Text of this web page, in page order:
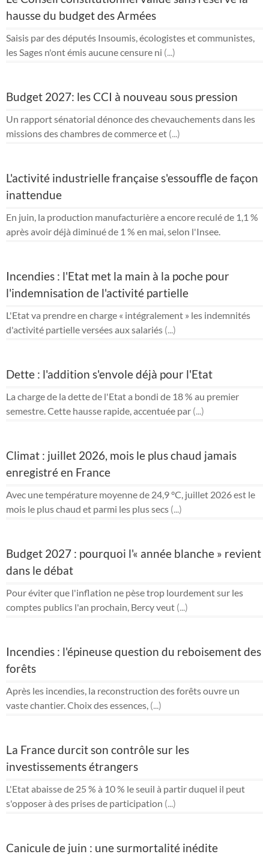
hausse du budget des Armées
Saisis par des députés Insoumis, écologistes et communistes,
les Sages n'ont émis aucune censure ni (...)
Budget 2027: les CCI à nouveau sous pression
Un rapport sénatorial dénonce des chevauchements dans les
missions des chambres de commerce et (...)
L'activité industrielle française s'essouffle de façon
inattendue
En juin, la production manufacturière a encore reculé de 1,1 %
après avoir déjà diminué de 1 % en mai, selon l'Insee.
Incendies : l'Etat met la main à la poche pour
l'indemnisation de l'activité partielle
L'Etat va prendre en charge « intégralement » les indemnités
d'activité partielle versées aux salariés (...)
Dette : l'addition s'envole déjà pour l'Etat
La charge de la dette de l'Etat a bondi de 18 % au premier
semestre. Cette hausse rapide, accentuée par (...)
Climat : juillet 2026, mois le plus chaud jamais
enregistré en France
Avec une température moyenne de 24,9 °C, juillet 2026 est le
mois le plus chaud et parmi les plus secs (...)
Budget 2027 : pourquoi l'« année blanche » revient
dans le débat
Pour éviter que l'inflation ne pèse trop lourdement sur les
comptes publics l'an prochain, Bercy veut (...)
Incendies : l'épineuse question du reboisement des
forêts
Après les incendies, la reconstruction des forêts ouvre un
vaste chantier. Choix des essences, (...)
La France durcit son contrôle sur les
investissements étrangers
L'Etat abaisse de 25 % à 10 % le seuil à partir duquel il peut
s'opposer à des prises de participation (...)
Canicule de juin : une surmortalité inédite